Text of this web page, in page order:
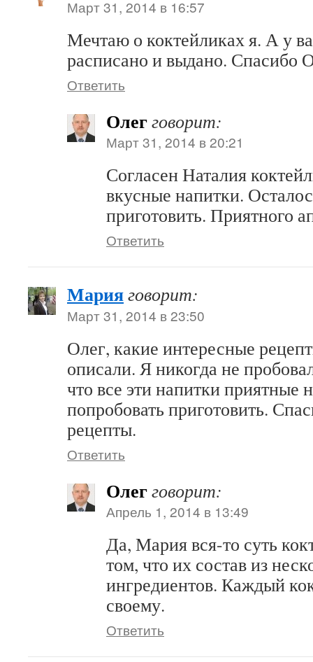
Март 31, 2014 в 16:57
Мечтаю о коктейликах я. А у
расписано и выдано. Спасибо
Ответить
Олегговорит:
Март 31, 2014 в 20:21
Согласен Наталия
вкусные напитки.
приготовить. Приятного
Ответить
Марияговорит:
Март 31, 2014 в 23:50
Олег, какие интересные
описали. Я никогда не
что все эти напитки приятные
попробовать приготовить.
рецепты.
Ответить
Олегговорит:
Апрель 1, 2014 в 13:49
Да, Мария вся-то суть
том, что их состав из
ингредиентов. Каждый
своему.
Ответить